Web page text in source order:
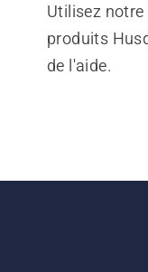
Utilisez
produits
de l'aide.